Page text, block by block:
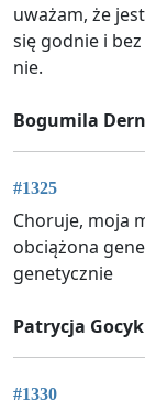
uważam, że
się godnie i
nie.
Bogumila
#1325
Choruje, moja
obciążona
genetycznie
Patrycja Gocyk
#1330